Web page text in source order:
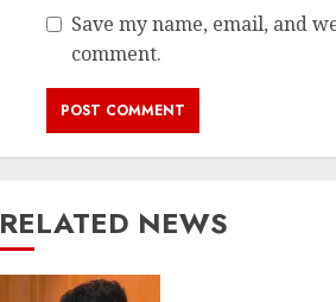
Save my name, email, and
comment.
RELATED NEWS